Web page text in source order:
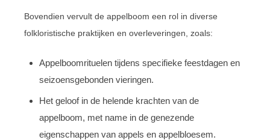
Bovendien vervult de appelboom een rol in diverse
folkloristische praktijken en overleveringen, zoals:
Appelboomrituelen tijdens specifieke feestdagen en
seizoensgebonden vieringen.
Het geloof in de helende krachten van de
appelboom, met name in de genezende
eigenschappen van appels en appelbloesem.